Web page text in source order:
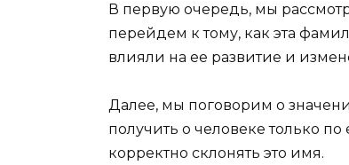
В первую очередь, мы
перейдем к тому, как эта
влияли на ее развитие и
Далее, мы поговорим о
получить о человеке только
корректно склонять это имя.